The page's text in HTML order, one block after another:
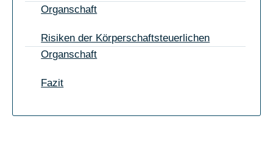
Organschaft
Risiken der Körperschaftsteuerlichen
Organschaft
Fazit